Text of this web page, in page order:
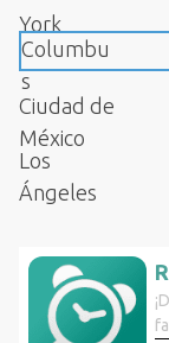
York
Columbu
s
Ciudad de
México
Los
Ángeles